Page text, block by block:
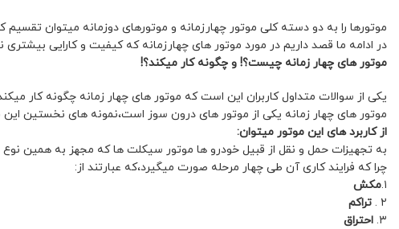
موتورها را به دو دسته کلی موتور چهارزمانه و موتورهای دوزمانه میتوان
در ادامه ما قصد داریم در مورد موتور های چهارزمانه که کیفیت و کارایی
موتور های چهار زمانه چیست؟! و چگونه کار میکند؟!
یکی از سوالات متداول کاربران این است که موتور های چهار زمانه چگونه کار
موتور های چهار زمانه یکی از موتور های درون سوز است،نمونه های نخستین این
از کاربرد های این موتور میتوان:
به تجهیزات حمل و نقل از قبیل خودرو ها موتور سیکلت ها که مجهز به همین نوع
چرا که فرایند کاری آن طی چهار مرحله صورت میگیرد،که عبارتند از:
۱. مکش
۲ .
تراکم
۳. احتراق